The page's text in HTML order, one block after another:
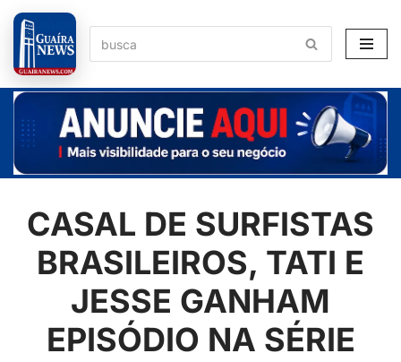
Pular
para
o
conteúdo
CASAL DE SURFISTAS
BRASILEIROS, TATI E
JESSE GANHAM
EPISÓDIO NA SÉRIE